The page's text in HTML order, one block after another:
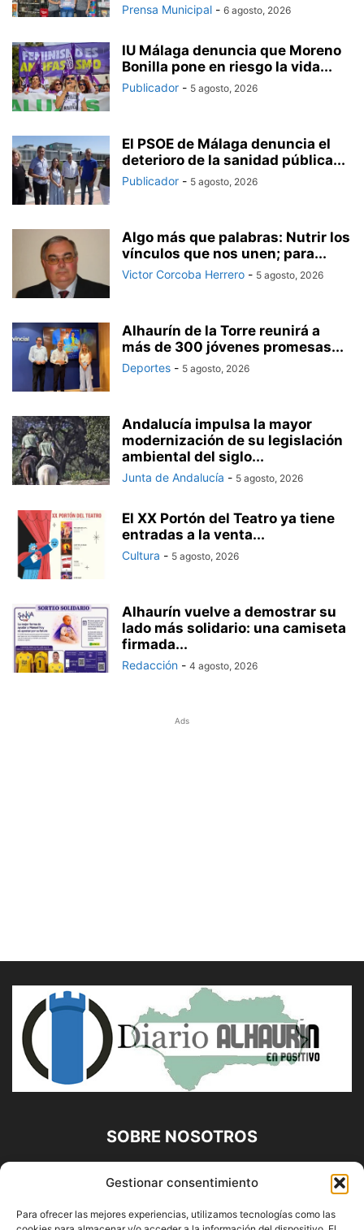
Gestionar consentimiento
Para ofrecer las mejores experiencias, utilizamos tecnologías como las
Prensa Municipal - 6 agosto, 2026
IU Málaga denuncia que Moreno
Bonilla pone en riesgo la vida...
Publicador - 5 agosto, 2026
El PSOE de Málaga denuncia el
deterioro de la sanidad pública...
Publicador - 5 agosto, 2026
Algo más que palabras: Nutrir los
vínculos que nos unen; para...
Victor Corcoba Herrero - 5 agosto, 2026
Alhaurín de la Torre reunirá a
más de 300 jóvenes promesas...
Deportes - 5 agosto, 2026
Andalucía impulsa la mayor
modernización de su legislación
ambiental del siglo...
Junta de Andalucía - 5 agosto, 2026
El XX Portón del Teatro ya tiene
entradas a la venta...
Cultura - 5 agosto, 2026
Alhaurín vuelve a demostrar su
lado más solidario: una camiseta
firmada...
Redacción - 4 agosto, 2026
Ads
SOBRE NOSOTROS
Diario Alhaurín (www.alhaurindelatorre.com) Propiedad de
Francisco E. López López | 639 95 71 95 | Noticias de
Alhaurín de la Torre, Málaga y Provincia|